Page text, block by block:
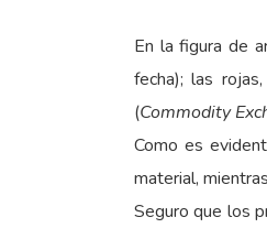
En la figura de
fecha); las
(Commodity
Como es
material,
Seguro que los